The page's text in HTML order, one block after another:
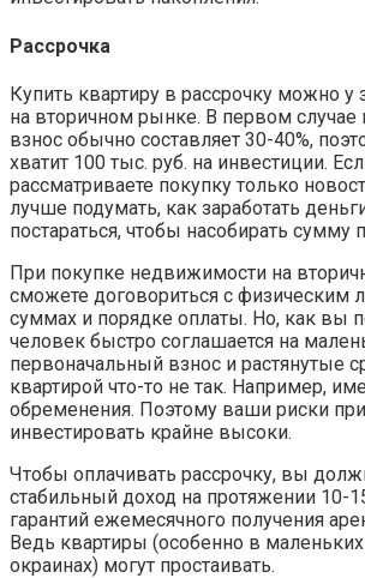
Рассрочка
Купить квартиру в рассрочку можно у
на вторичном рынке. В первом
взнос обычно составляет 30-40%,
хватит 100 тыс. руб. на инвестиции.
рассматриваете покупку только
лучше подумать, как заработать
постараться, чтобы насобирать сумму
При покупке недвижимости на
сможете договориться с
суммах и порядке оплаты. Но, как вы
человек быстро соглашается на
первоначальный взнос и растянутые
квартирой что-то не так. Например,
обременения. Поэтому ваши риски
инвестировать крайне высоки.
Чтобы оплачивать рассрочку, вы
стабильный доход на протяжении 10-
гарантий ежемесячного получения
Ведь квартиры (особенно в маленьких
окраинах) могут простаивать.